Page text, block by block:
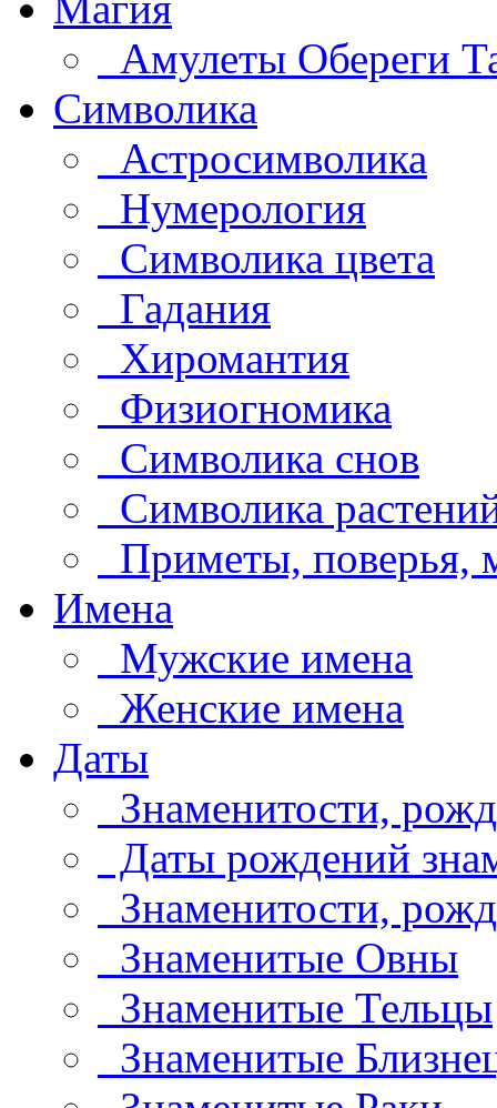
Амулеты Обереги
Символика
Астросимволика
Нумерология
Символика цвета
Гадания
Хиромантия
Физиогномика
Символика снов
Символика
Приметы, поверья,
Имена
Мужские имена
Женские имена
Даты
Знаменитости,
Даты рождений
Знаменитости,
Знаменитые Овны
Знаменитые Тельцы
Знаменитые